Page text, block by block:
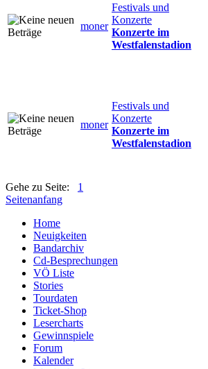
moner
Festivals und
Konzerte
Konzerte im
Westfalenstadion
moner
Festivals und
Konzerte
Konzerte im
Westfalenstadion
Gehe zu Seite: 1
Seitenanfang
Home
Neuigkeiten
Bandarchiv
Cd-Besprechungen
VÖ Liste
Stories
Tourdaten
Ticket-Shop
Lesercharts
Gewinnspiele
Forum
Kalender